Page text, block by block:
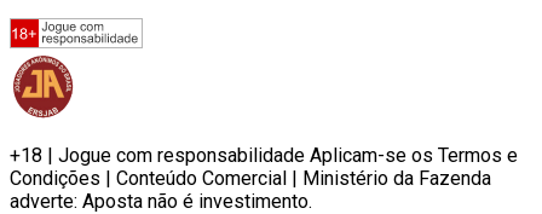
+18 | Jogue com responsabilidade Aplicam-se os Termos e
Condições | Conteúdo Comercial | Ministério da Fazenda
adverte: Aposta não é investimento.